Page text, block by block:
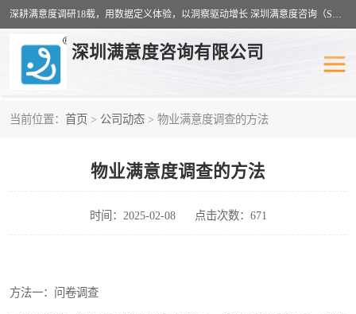
深耕满意度调研18载，用数据定义体验，以洞察驱动增长 深圳满意度咨询（SSC）：十八年专注，丈量每一份体验。
深圳满意度咨询有限公司
当前位置： 首页 > 公司动态 > 物业满意度调查的方法
物业满意度调查的方法
时间：2025-02-08 点击次数：671
方法一：问卷调查
客户满意度调查 医疗服务业满意度
公共事务满意度调查 餐饮业满意度调查
服务满意度调查